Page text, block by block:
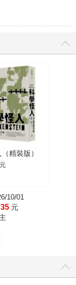
精裝版）
元
10/01
元